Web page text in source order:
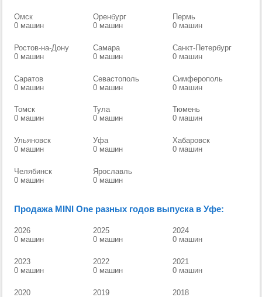
Омск
0 машин
Оренбург
0 машин
Пермь
0 машин
Ростов-на-Дону
0 машин
Самара
0 машин
Санкт-Петербург
0 машин
Саратов
0 машин
Севастополь
0 машин
Симферополь
0 машин
Томск
0 машин
Тула
0 машин
Тюмень
0 машин
Ульяновск
0 машин
Уфа
0 машин
Хабаровск
0 машин
Челябинск
0 машин
Ярославль
0 машин
Продажа MINI One разных годов выпуска в Уфе:
2026
0 машин
2025
0 машин
2024
0 машин
2023
0 машин
2022
0 машин
2021
0 машин
2020
2019
2018